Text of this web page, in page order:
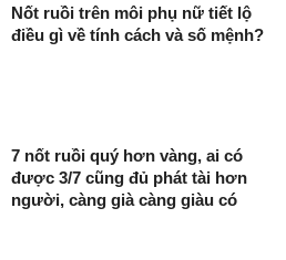
Nốt ruồi trên môi phụ nữ tiết lộ
điều gì về tính cách và số mệnh?
7 nốt ruồi quý hơn vàng, ai có
được 3/7 cũng đủ phát tài hơn
người, càng già càng giàu có